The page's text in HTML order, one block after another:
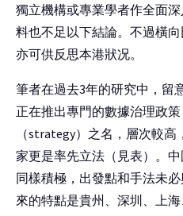
獨立機構或專業學者作全面
料也不足以下結論。不過橫
亦可供反思本港狀况。
筆者在過去3年的研究中，留
正在推出專門的數據治理政策
（strategy）之名，層次較
家更是率先立法（見表）。
同樣積極，出發點和手法未
來的特點是貴州、深圳、上